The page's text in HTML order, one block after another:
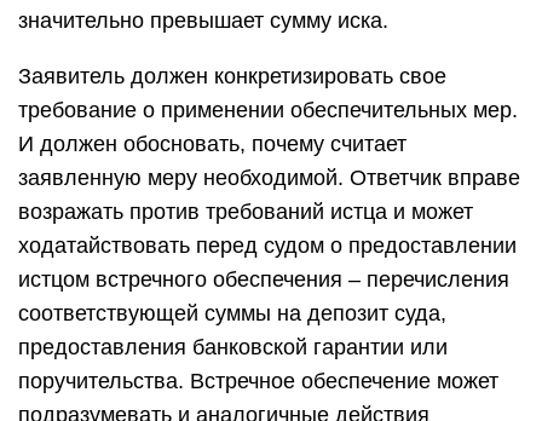
значительно превышает сумму иска.
Заявитель должен конкретизировать свое
требование о применении обеспечительных мер.
И должен обосновать, почему считает
заявленную меру необходимой. Ответчик вправе
возражать против требований истца и может
ходатайствовать перед судом о предоставлении
истцом встречного обеспечения – перечисления
соответствующей суммы на депозит суда,
предоставления банковской гарантии или
поручительства. Встречное обеспечение может
подразумевать и аналогичные действия